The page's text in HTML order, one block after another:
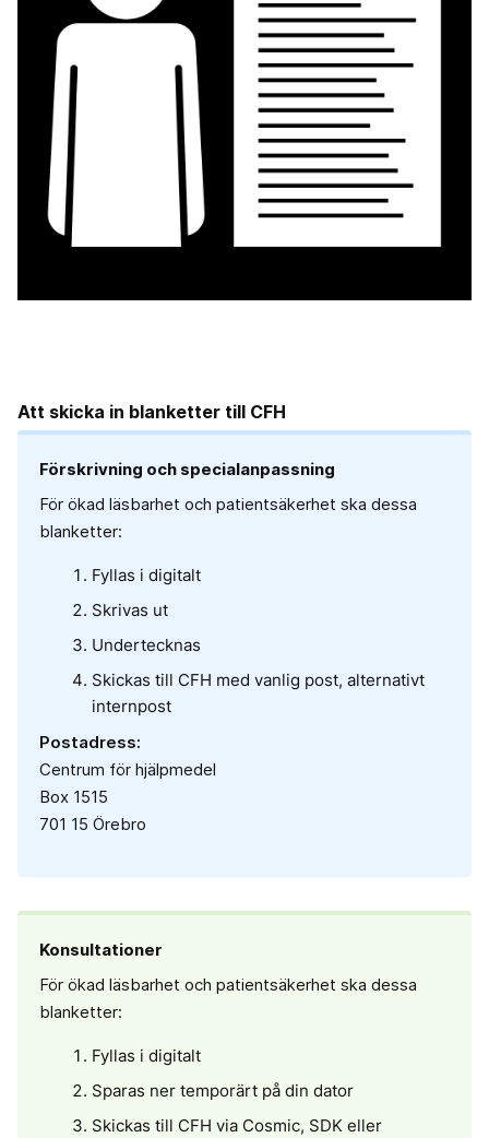
Att skicka in blanketter till CFH
Förskrivning och specialanpassning
För ökad läsbarhet och patientsäkerhet ska dessa
blanketter:
Fyllas i digitalt
Skrivas ut
Undertecknas
Skickas till CFH med vanlig post, alternativt
internpost
Postadress:
Centrum för hjälpmedel
Box 1515
701 15 Örebro
Konsultationer
För ökad läsbarhet och patientsäkerhet ska dessa
blanketter:
Fyllas i digitalt
Sparas ner temporärt på din dator
Skickas till CFH via Cosmic, SDK eller